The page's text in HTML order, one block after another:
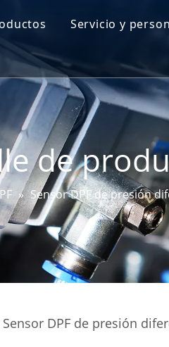
Sensor de nivel de aceite del
Sensor de mapa
Sensor de ángulo de dirección
Sensor DPF
Sensor EGT
Sensor de bujía incandescente
Servicio y
de
» Sensor DPF de presión
Sensor DPF de presión